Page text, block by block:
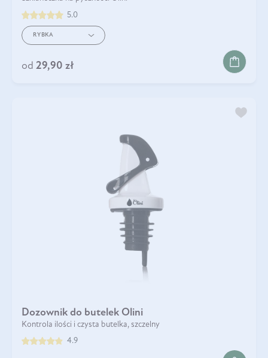
5.0
RYBKA
od 29,90 zł
Dozownik do butelek Olini
Kontrola ilości i czysta butelka, szczelny
4.9